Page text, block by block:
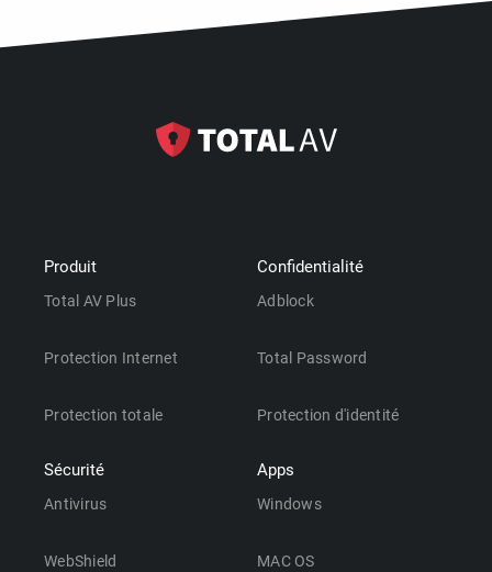
Produit
Total AV Plus
Protection Internet
Protection totale
Sécurité
Antivirus
WebShield
Confidentialité
Adblock
Total Password
Protection d'identité
Apps
Windows
MAC OS